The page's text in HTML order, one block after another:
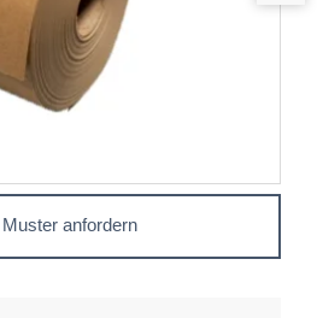
Muster anfordern